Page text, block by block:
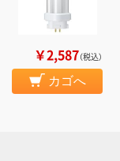
￥2,587（税込）
カゴへ